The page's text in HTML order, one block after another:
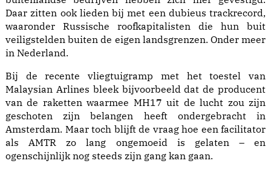
Daar zitten ook lieden bij met een dubieus trackrecord,
waaronder Russische roofkapitalisten die hun buit
veiligstelden buiten de eigen landsgrenzen. Onder meer
in Nederland.
Bij de recente vliegtuigramp met het toestel van
Malaysian Arlines bleek bijvoorbeeld dat de producent
van de raketten waarmee MH17 uit de lucht zou zijn
geschoten zijn belangen heeft ondergebracht in
Amsterdam. Maar toch blijft de vraag hoe een facilitator
als AMTR zo lang ongemoeid is gelaten – en
ogenschijnlijk nog steeds zijn gang kan gaan.